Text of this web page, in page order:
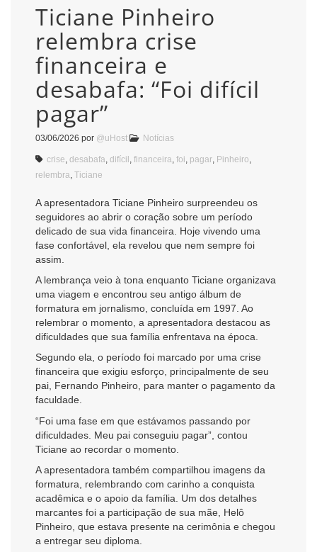
Ticiane Pinheiro
relembra crise
financeira e
desabafa: “Foi difícil
pagar”
03/06/2026 por @uHost Notícias
crise desabafa difícil financeira foi pagar Pinheiro
relembra Ticiane
A apresentadora Ticiane Pinheiro surpreendeu os
seguidores ao abrir o coração sobre um período
delicado de sua vida financeira. Hoje vivendo uma
fase confortável, ela revelou que nem sempre foi
assim.
A lembrança veio à tona enquanto Ticiane organizava
uma viagem e encontrou seu antigo álbum de
formatura em jornalismo, concluída em 1997. Ao
relembrar o momento, a apresentadora destacou as
dificuldades que sua família enfrentava na época.
Segundo ela, o período foi marcado por uma crise
financeira que exigiu esforço, principalmente de seu
pai, Fernando Pinheiro, para manter o pagamento da
faculdade.
“Foi uma fase em que estávamos passando por
dificuldades. Meu pai conseguiu pagar”, contou
Ticiane ao recordar o momento.
A apresentadora também compartilhou imagens da
formatura, relembrando com carinho a conquista
acadêmica e o apoio da família. Um dos detalhes
marcantes foi a participação de sua mãe, Helô
Pinheiro, que estava presente na cerimônia e chegou
a entregar seu diploma.